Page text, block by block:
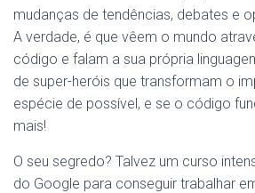
mudanças de tendências, debates e
A verdade, é que vêem o mundo
código e falam a sua própria
de super-heróis que transformam o
espécie de possível, e se o código
mais!
O seu segredo? Talvez um curso
do Google para conseguir trabalhar